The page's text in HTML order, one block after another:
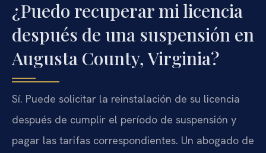
¿Puedo recuperar mi licencia
después de una suspensión en
Augusta County, Virginia?
Sí. Puede solicitar la reinstalación de su licencia
después de cumplir el período de suspensión y
pagar las tarifas correspondientes. Un abogado de